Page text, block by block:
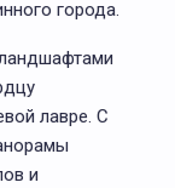
города.
лавре. С
и